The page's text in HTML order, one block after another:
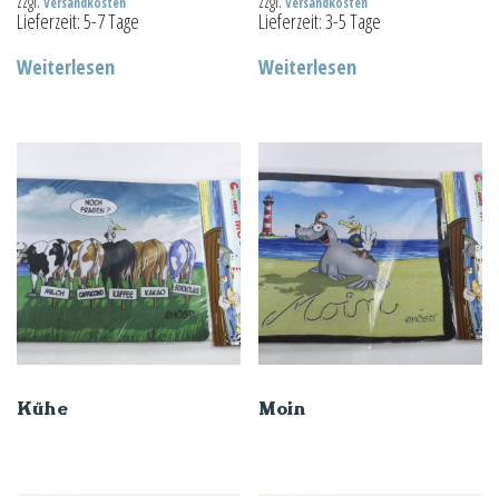
Lieferzeit:5-7 Tage
Weiterlesen
Lieferzeit:3-5 Tage
Weiterlesen
Kühe Moin